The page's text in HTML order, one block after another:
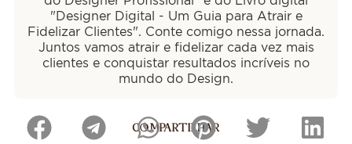
"Designer Digital - Um Guia para Atrair e
Fidelizar Clientes". Conte comigo nessa jornada.
Juntos vamos atrair e fidelizar cada vez mais
clientes e conquistar resultados incríveis no
mundo do Design.
COMPARTILHAR